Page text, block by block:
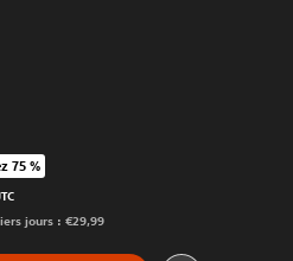
au prix d'origine de €29,99
75 %
jours : €29,99